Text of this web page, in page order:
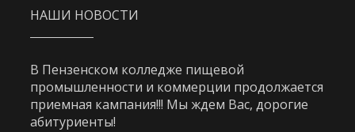
НАШИ НОВОСТИ
В Пензенском колледже пищевой
промышленности и коммерции продолжается
приемная кампания!!! Мы ждем Вас, дорогие
абитуриенты!